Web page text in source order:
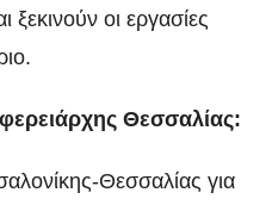
ξεκινούν οι εργασίες
Θεσσαλίας:
Θεσσαλίας για